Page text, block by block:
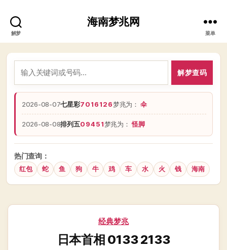
解梦
海南梦兆网
菜单
解梦查码
2026-08-07七星彩7016126梦兆为：伞
2026-08-08排列五09451梦兆为：怪脚
热门查询：
红包 蛇 鱼 狗 牛 鸡 车 水 火 钱 海南
分
经典梦兆
日本首相 0133 2133